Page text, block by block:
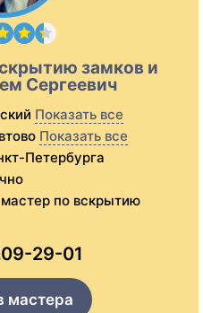
замков и
Сергеевич
Показать все
Показать все
Петербурга
по вскрытию
29-01
мастера